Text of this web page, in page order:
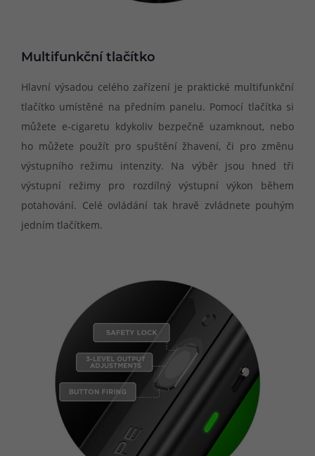
Multifunkční tlačítko
Hlavní výsadou celého zařízení je praktické multifunkční
tlačítko umístěné na předním panelu. Pomocí tlačítka si
můžete e-cigaretu kdykoliv bezpečně uzamknout, nebo
ho můžete použít pro spuštění žhavení, či pro změnu
výstupního režimu intenzity. Na výběr jsou hned tři
výstupní režimy pro rozdílný výstupní výkon během
potahování. Celé ovládání tak hravě zvládnete pouhým
jedním tlačítkem.